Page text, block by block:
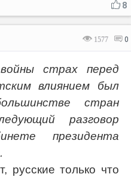
8
1577 0
страх перед
влиянием был
стран
разговор
президента
русские только что